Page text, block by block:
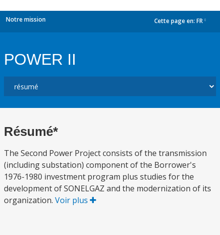
Notre mission Cette page en: FR
POWER II
Résumé*
The Second Power Project consists of the transmission
(including substation) component of the Borrower's
1976-1980 investment program plus studies for the
development of SONELGAZ and the modernization of its
organization. Voir plus